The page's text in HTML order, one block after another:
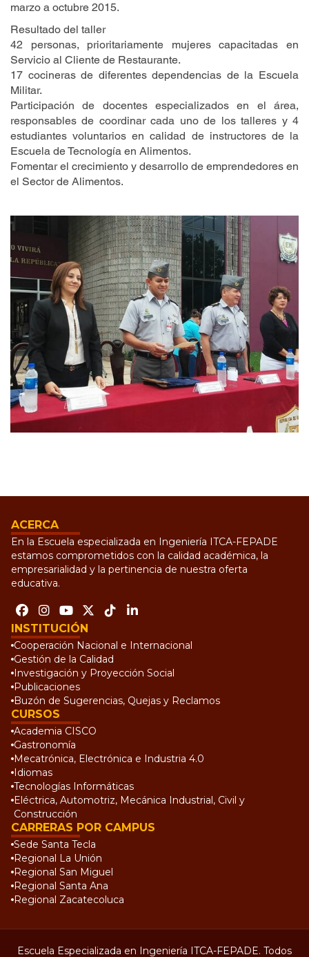
marzo a octubre 2015.
Resultado del taller
42 personas, prioritariamente mujeres capacitadas en
Servicio al Cliente de Restaurante.
17 cocineras de diferentes dependencias de la Escuela
Militar.
Participación de docentes especializados en el área,
responsables de coordinar cada uno de los talleres y 4
estudiantes voluntarios en calidad de instructores de la
Escuela de Tecnología en Alimentos.
Fomentar el crecimiento y desarrollo de emprendedores en
el Sector de Alimentos.
ACERCA
En la Escuela especializada en Ingeniería ITCA-FEPADE
estamos comprometidos con la calidad académica, la
empresarialidad y la pertinencia de nuestra oferta
educativa.
INSTITUCIÓN
Cooperación Nacional e Internacional
Gestión de la Calidad
Investigación y Proyección Social
Publicaciones
Buzón de Sugerencias, Quejas y Reclamos
CURSOS
Academia CISCO
Gastronomía
Mecatrónica, Electrónica e Industria 4.0
Idiomas
Tecnologías Informáticas
Eléctrica, Automotriz, Mecánica Industrial, Civil y
Construcción
CARRERAS POR CAMPUS
Sede Santa Tecla
Regional La Unión
Regional San Miguel
Regional Santa Ana
Regional Zacatecoluca
Escuela Especializada en Ingeniería ITCA-FEPADE. Todos